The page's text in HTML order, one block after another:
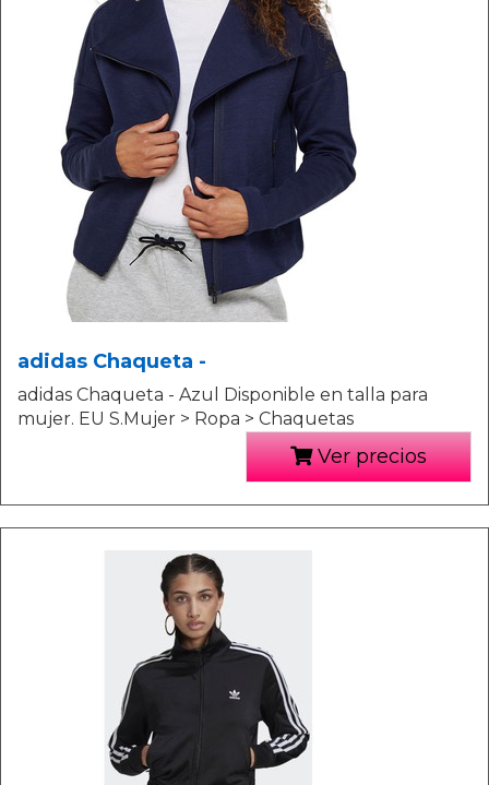
adidas Chaqueta -
adidas Chaqueta - Azul Disponible en talla para
mujer. EU S.Mujer > Ropa > Chaquetas
Ver precios